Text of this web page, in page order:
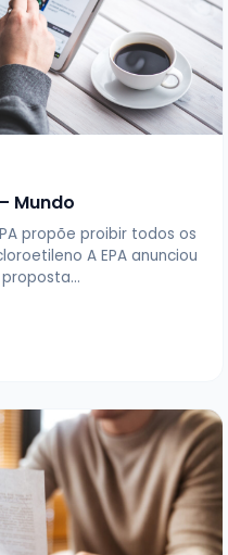
Mundo
propõe proibir todos os
A EPA anunciou
proposta…